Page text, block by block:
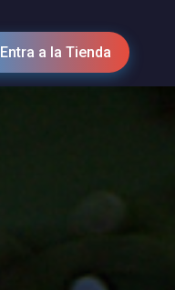
Entra a la Tienda